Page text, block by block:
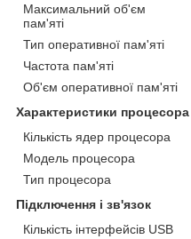
Максимальний об'єм
пам'яті
Тип оперативної пам'яті
Частота пам'яті
Об'єм оперативної пам'яті
Характеристики процесора
Кількість ядер процесора
Модель процесора
Тип процесора
Підключення і зв'язок
Кількість інтерфейсів USB